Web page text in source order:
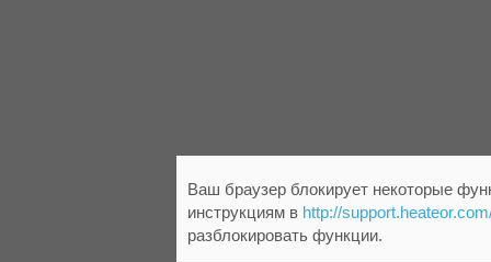
Ваш браузер блокирует некоторые
инструкциям в http://
разблокировать функции.